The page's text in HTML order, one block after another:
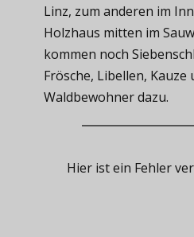
Linz, zum anderen im
Holzhaus mitten im
kommen noch
Frösche, Libellen, Kauze
Waldbewohner dazu.
Hier ist ein Fehler